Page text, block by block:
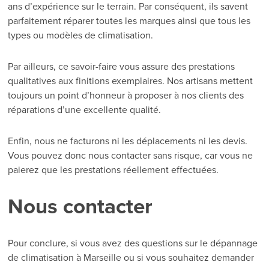
ans d’expérience sur le terrain. Par conséquent, ils savent
parfaitement réparer toutes les marques ainsi que tous les
types ou modèles de climatisation.
Par ailleurs, ce savoir-faire vous assure des prestations
qualitatives aux finitions exemplaires. Nos artisans mettent
toujours un point d’honneur à proposer à nos clients des
réparations d’une excellente qualité.
Enfin, nous ne facturons ni les déplacements ni les devis.
Vous pouvez donc nous contacter sans risque, car vous ne
paierez que les prestations réellement effectuées.
Nous contacter
Pour conclure, si vous avez des questions sur le dépannage
de climatisation à Marseille ou si vous souhaitez demander